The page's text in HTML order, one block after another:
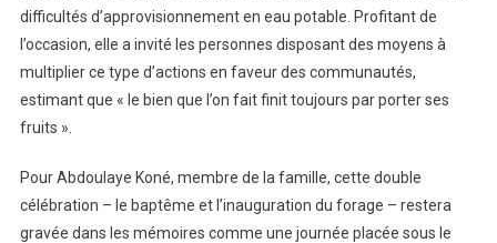
difficultés d’approvisionnement en eau potable. Profitant de
l’occasion, elle a invité les personnes disposant des moyens à
multiplier ce type d’actions en faveur des communautés,
estimant que « le bien que l’on fait finit toujours par porter ses
fruits ».
Pour Abdoulaye Koné, membre de la famille, cette double
célébration – le baptême et l’inauguration du forage – restera
gravée dans les mémoires comme une journée placée sous le